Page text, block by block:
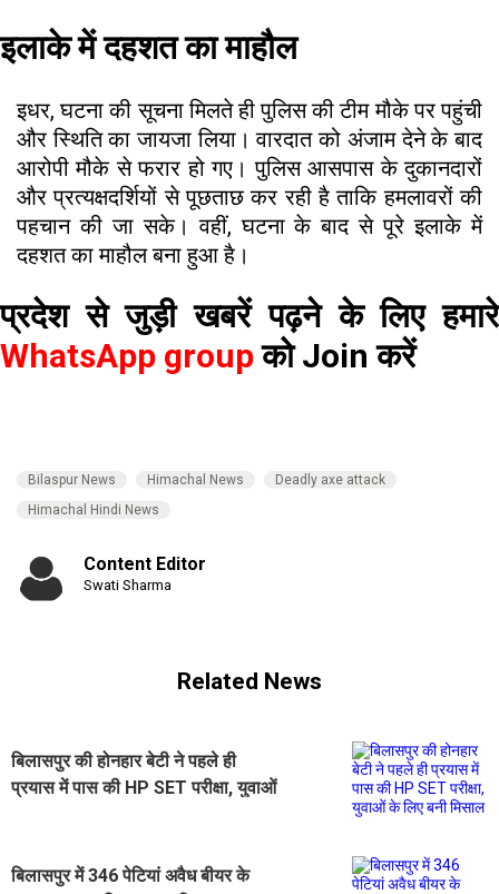
इलाके में दहशत का माहौल
इधर, घटना की सूचना मिलते ही पुलिस की टीम मौके पर पहुंची
और स्थिति का जायजा लिया। वारदात को अंजाम देने के बाद
आरोपी मौके से फरार हो गए। पुलिस आसपास के दुकानदारों
और प्रत्यक्षदर्शियों से पूछताछ कर रही है ताकि हमलावरों की
पहचान की जा सके। वहीं, घटना के बाद से पूरे इलाके में
दहशत का माहौल बना हुआ है।
प्रदेश से जुड़ी खबरें पढ़ने के लिए हमारे
WhatsApp groupको Join करें
Bilaspur News Himachal News
Deadly axe attack
Himachal Hindi News
Content Editor
Swati Sharma
Related News
बिलासपुर की होनहार बेटी ने पहले ही
प्रयास में पास की HP SET परीक्षा, युवाओं
बिलासपुर में 346 पेटियां अवैध बीयर के